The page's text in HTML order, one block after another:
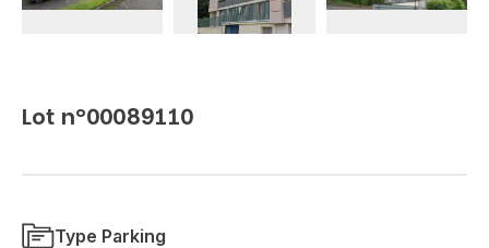
Lot n°00089110
Type Parking